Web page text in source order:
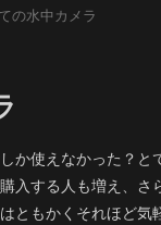
の水中カメラ
か使えなかった？
入する人も増え、
もかくそれほど気